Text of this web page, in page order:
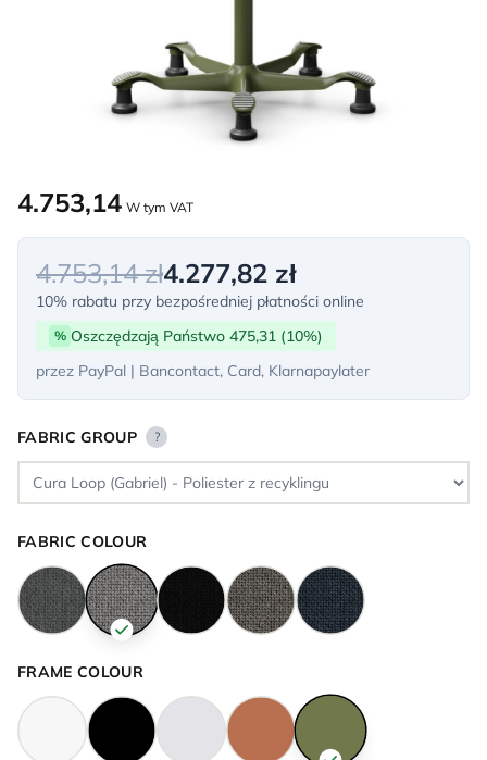
4.753,14 W tym VAT
4.753,14 zł4.277,82 zł
10% rabatu przy bezpośredniej płatności online
% Oszczędzają Państwo 475,31 (10%)
przez PayPal | Bancontact, Card, Klarnapaylater
FABRIC GROUP ?
FABRIC COLOUR
FRAME COLOUR